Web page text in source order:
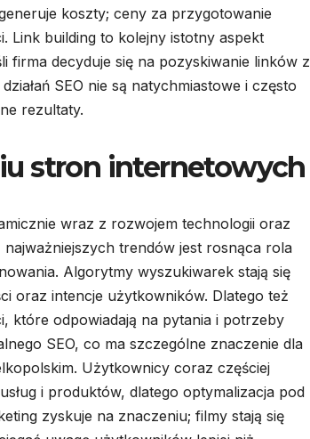
koszty; ceny za przygotowanie
Link building to kolejny istotny aspekt
firma decyduje się na pozyskiwanie linków z
SEO nie są natychmiastowe i często
rezultaty.
stron internetowych
wraz z rozwojem technologii oraz
trendów jest rosnąca rola
Algorytmy wyszukiwarek stają się
oraz intencje użytkowników. Dlatego też
które odpowiadają na pytania i potrzeby
SEO, co ma szczególne znaczenie dla
Użytkownicy coraz częściej
i produktów, dlatego optymalizacja pod
zyskuje na znaczeniu; filmy stają się